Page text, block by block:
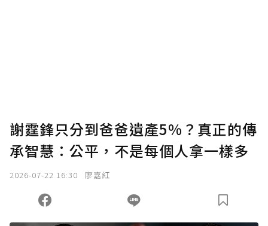
謝霆鋒只分到爸爸遺產5%？真正的傳
承智慧：公平，不是每個人拿一樣多
2026-07-22 16:30 廖嘉紅